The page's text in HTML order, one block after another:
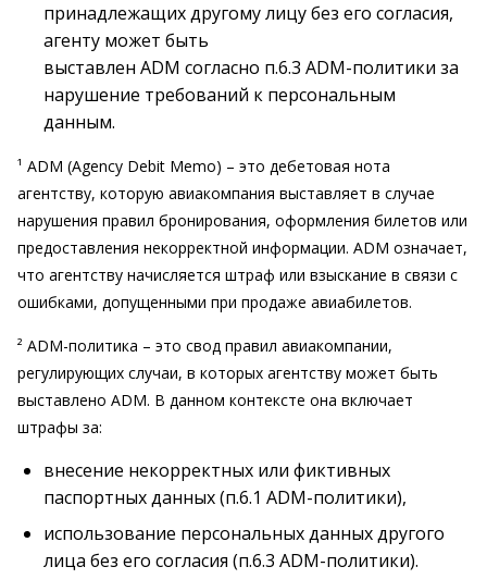
принадлежащих другому лицу без его согласия,
агенту может быть
выставлен ADM согласно п.6.3 ADM-политики за
нарушение требований к персональным
данным.
¹ ADM (Agency Debit Memo) – это дебетовая нота
агентству, которую авиакомпания выставляет в случае
нарушения правил бронирования, оформления билетов или
предоставления некорректной информации. ADM означает,
что агентству начисляется штраф или взыскание в связи с
ошибками, допущенными при продаже авиабилетов.
² ADM-политика – это свод правил авиакомпании,
регулирующих случаи, в которых агентству может быть
выставлено ADM. В данном контексте она включает
штрафы за:
внесение некорректных или фиктивных
паспортных данных (п.6.1 ADM-политики),
использование персональных данных другого
лица без его согласия (п.6.3 ADM-политики).